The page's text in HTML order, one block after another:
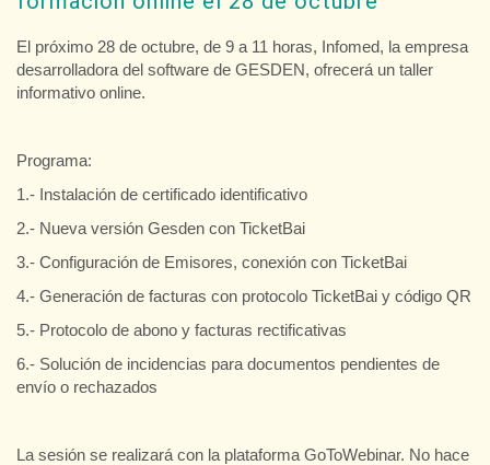
El próximo 28 de octubre, de 9 a 11 horas, Infomed, la empresa
desarrolladora del software de GESDEN, ofrecerá un taller
informativo online.
Programa:
1.- Instalación de certificado identificativo
2.- Nueva versión Gesden con TicketBai
3.- Configuración de Emisores, conexión con TicketBai
4.- Generación de facturas con protocolo TicketBai y código QR
5.- Protocolo de abono y facturas rectificativas
6.- Solución de incidencias para documentos pendientes de
envío o rechazados
La sesión se realizará con la plataforma GoToWebinar. No hace